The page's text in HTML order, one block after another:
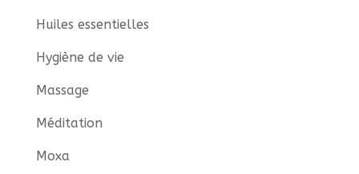
Huiles essentielles
Hygiène de vie
Massage
Méditation
Moxa